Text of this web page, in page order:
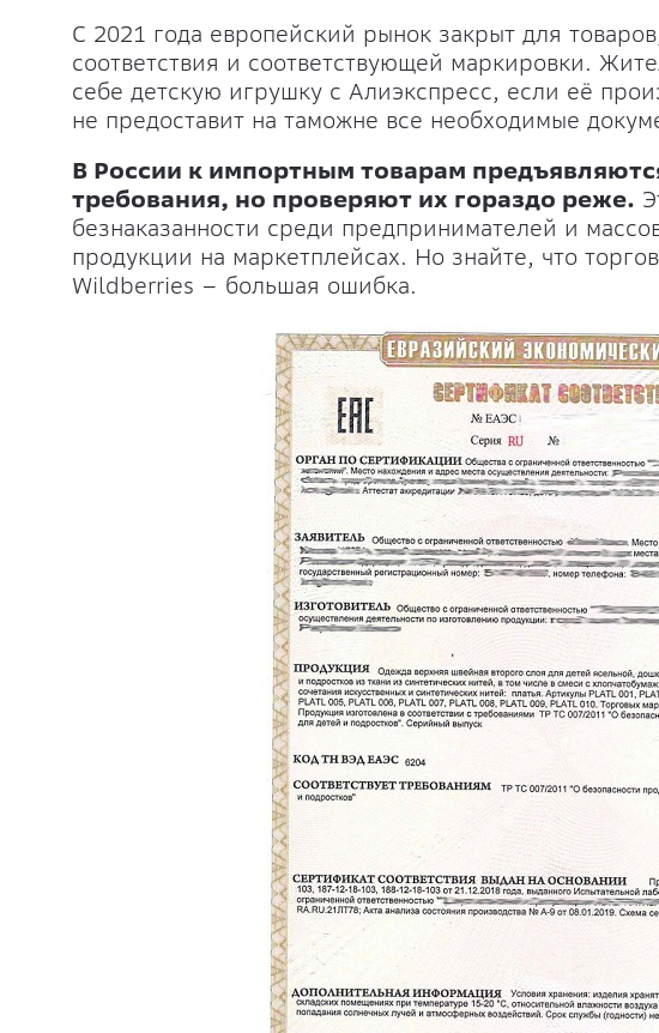
С 2021 года европейский рынок закрыт для
соответствия и соответствующей маркировки.
себе детскую игрушку с Алиэкспресс, если её
не предоставит на таможне все необходимые
В России к импортным товарам
требования, но проверяют их гораздо реже.
безнаказанности среди предпринимателей и
продукции на маркетплейсах. Но знайте, что
Wildberries – большая ошибка.